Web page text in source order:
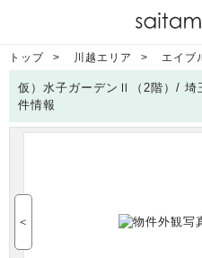
トップ 川越エリア エイブ
仮）水子ガーデンⅡ（2階）/ 埼
件情報
＜